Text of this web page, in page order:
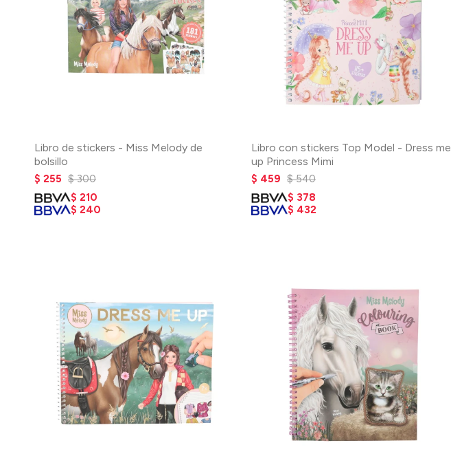
Libro de stickers - Miss Melody de
bolsillo
$ 255 $ 300
$ 210
$ 240
Libro con stickers Top Model - Dress me
up Princess Mimi
$ 459 $ 540
$ 378
$ 432